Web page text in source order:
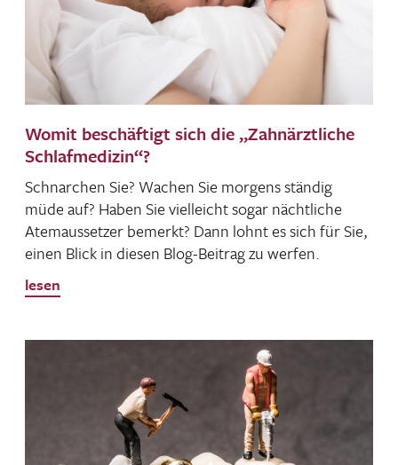
Womit beschäftigt sich die „Zahnärztliche
Schlafmedizin“?
Schnar­chen Sie? Wachen Sie morgens ständig
müde auf? Haben Sie viel­leicht sogar nächt­liche
Atem­aus­setzer bemerkt? Dann lohnt es sich für Sie,
einen Blick in diesen Blog-Beitrag zu werfen.
lesen